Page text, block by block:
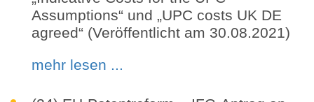
Assumptions“ und „UPC costs UK DE
agreed“ (Veröffentlicht am 30.08.2021)
mehr lesen ...